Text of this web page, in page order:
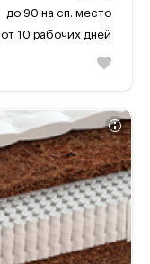
до 90 на сп. место
от 10 рабочих дней